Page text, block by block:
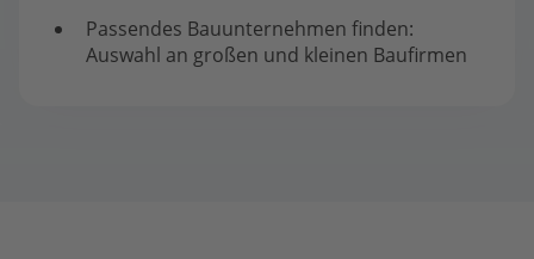
Passendes Bauunternehmen finden:
Auswahl an großen und kleinen Baufirmen